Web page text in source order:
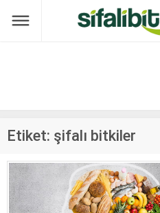
Etiket: şifalı bitkiler